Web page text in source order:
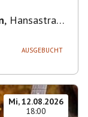
, Hansastraße
AUSGEBUCHT
Mi, 12.08.2026
18:00